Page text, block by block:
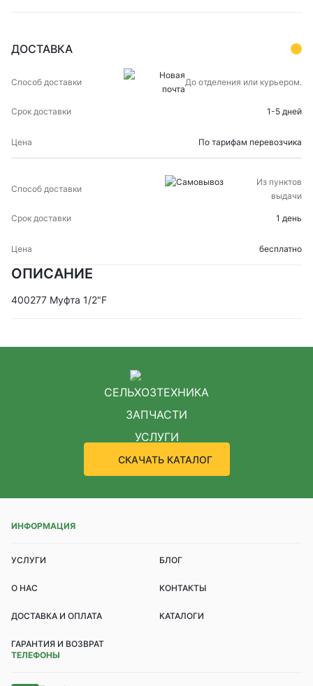
ОПИСАНИЕ
400277 Муфта 1/2"F
ДОСТАВКА
ДОСТАВКИДОСТАВКИ
ЦЕНА До отделения или курьером.
1-5 дней
По тарифам перевозчика
Из пунктов
выдачи
1 день
бесплатно
СЕЛЬХОЗТЕХНИКА
ЗАПЧАСТИ
УСЛУГИ
СКАЧАТЬ КАТАЛОГ
ИНФОРМАЦИЯ
УСЛУГИ БЛОГ
О НАС КОНТАКТЫ
ДОСТАВКА И ОПЛАТА КАТАЛОГИ
ГАРАНТИЯ И ВОЗВРАТ
ТЕЛЕФОНЫ